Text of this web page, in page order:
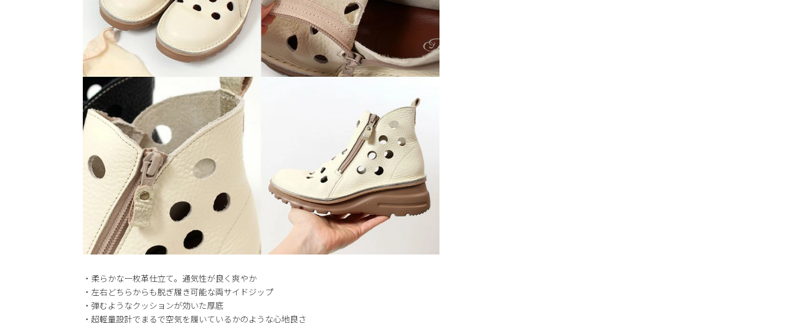
・柔らかな一枚革仕立て。通気性が良く爽やか
・左右どちらからも脱ぎ履き可能な両サイドジップ
・弾むようなクッションが効いた厚底
・超軽量設計でまるで空気を履いているかのような心地良さ